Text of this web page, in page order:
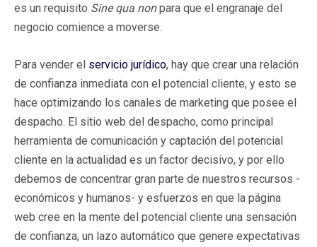
es un requisito Sine qua nonpara que el engranaje del
negocio comience a moverse.
Para vender el servicio jurídico, hay que crear una relación
de confianza inmediata con el potencial cliente, y esto se
hace optimizando los canales de marketing que posee el
despacho. El sitio web del despacho, como principal
herramienta de comunicación y captación del potencial
cliente en la actualidad es un factor decisivo, y por ello
debemos de concentrar gran parte de nuestros recursos -
económicos y humanos- y esfuerzos en que la página
web cree en la mente del potencial cliente una sensación
de confianza; un lazo automático que genere expectativas